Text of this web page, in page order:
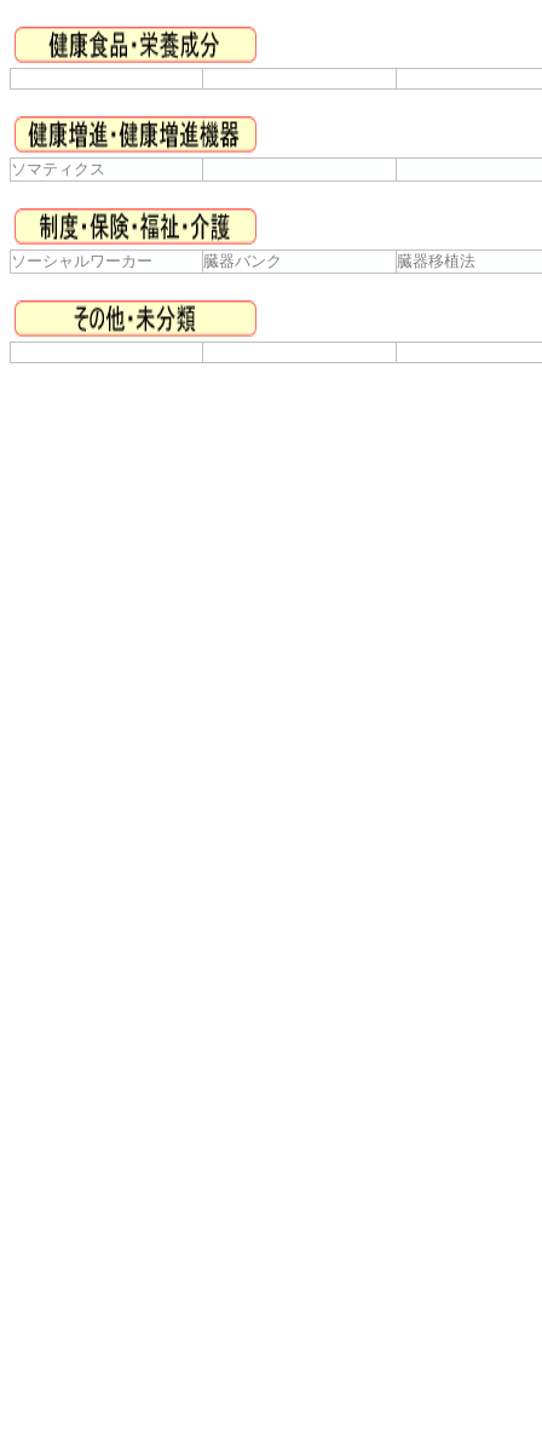
ソマティクス
ソーシャルワーカー 臓器バンク 臓器移植法